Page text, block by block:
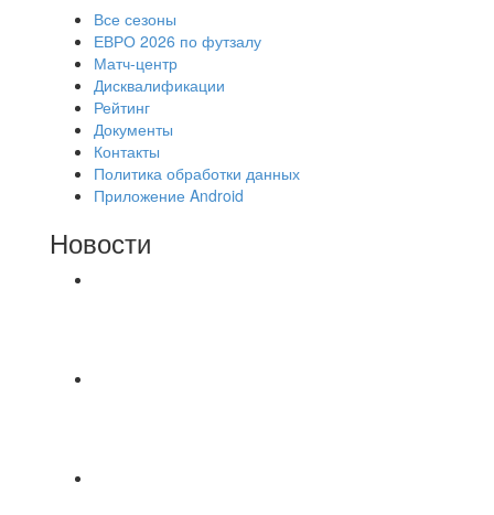
Все сезоны
ЕВРО 2026 по футзалу
Матч-центр
Дисквалификации
Рейтинг
Документы
Контакты
Политика обработки данных
Приложение Android
Новости